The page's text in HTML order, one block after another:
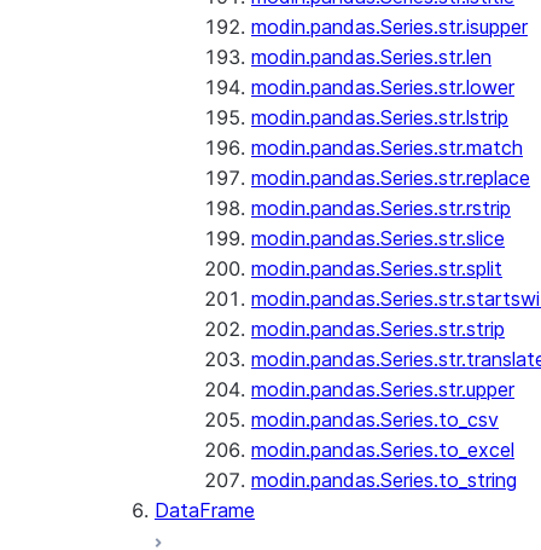
modin.pandas.Series.str.isupper
modin.pandas.Series.str.len
modin.pandas.Series.str.lower
modin.pandas.Series.str.lstrip
modin.pandas.Series.str.match
modin.pandas.Series.str.replace
modin.pandas.Series.str.rstrip
modin.pandas.Series.str.slice
modin.pandas.Series.str.split
modin.pandas.Series.str.strip
modin.pandas.Series.str.upper
modin.pandas.Series.to_csv
modin.pandas.Series.to_excel
modin.pandas.Series.to_string
DataFrame